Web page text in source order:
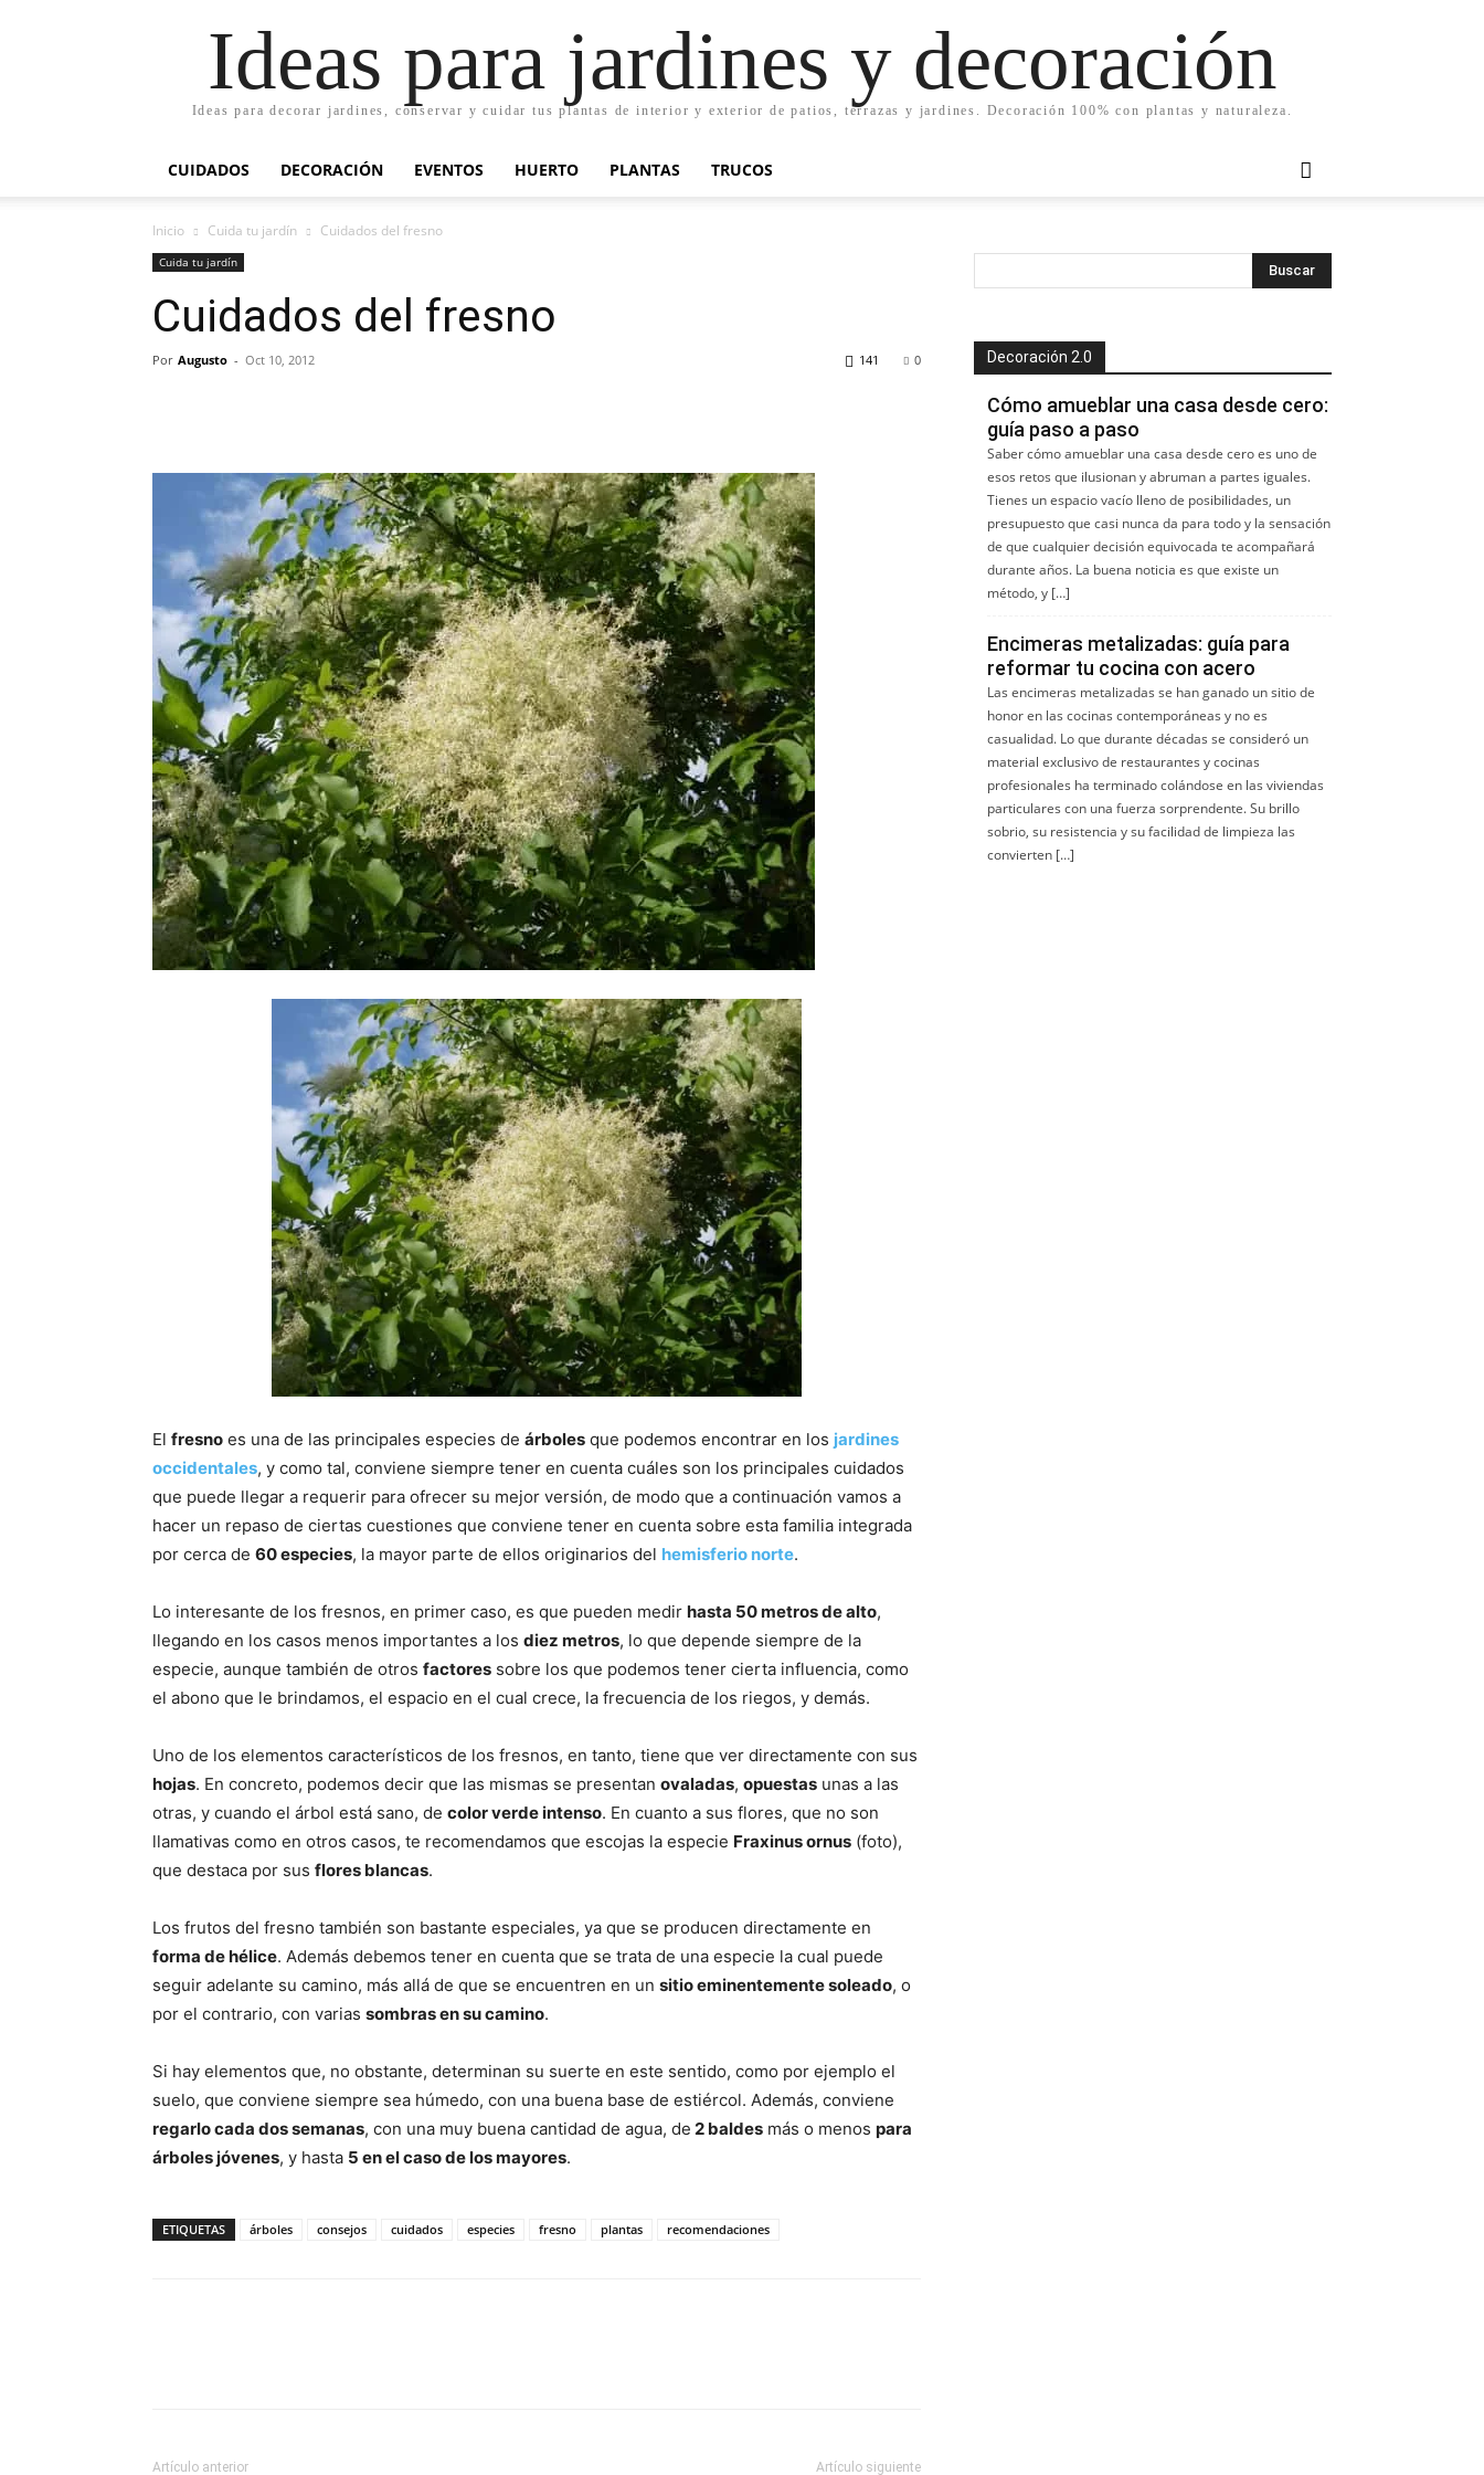
Ideas para jardines y decoración
Ideas para decorar jardines, conservar y cuidar tus plantas de interior y exterior de patios, terrazas y jardines. Decoración 100% con plantas y naturaleza.
CUIDADOS DECORACIÓN EVENTOS HUERTO PLANTAS TRUCOS
Inicio Cuida tu jardín Cuidados del fresno
Cuida tu jardín
Cuidados del fresno
Por Augusto - Oct 10, 2012 0
141
El fresno es una de las principales especies de árboles que podemos encontrar en los jardines
occidentales, y como tal, conviene siempre tener en cuenta cuáles son los principales cuidados
que puede llegar a requerir para ofrecer su mejor versión, de modo que a continuación vamos a
hacer un repaso de ciertas cuestiones que conviene tener en cuenta sobre esta familia integrada
por cerca de 60 especies, la mayor parte de ellos originarios del hemisferio norte.
Lo interesante de los fresnos, en primer caso, es que pueden medir hasta 50 metros de alto,
llegando en los casos menos importantes a los diez metros, lo que depende siempre de la
especie, aunque también de otros factores sobre los que podemos tener cierta influencia, como
el abono que le brindamos, el espacio en el cual crece, la frecuencia de los riegos, y demás.
Uno de los elementos característicos de los fresnos, en tanto, tiene que ver directamente con sus
hojas. En concreto, podemos decir que las mismas se presentan ovaladas, opuestas unas a las
otras, y cuando el árbol está sano, de color verde intenso. En cuanto a sus flores, que no son
llamativas como en otros casos, te recomendamos que escojas la especie Fraxinus ornus (foto),
que destaca por sus flores blancas.
Los frutos del fresno también son bastante especiales, ya que se producen directamente en
forma de hélice. Además debemos tener en cuenta que se trata de una especie la cual puede
seguir adelante su camino, más allá de que se encuentren en un sitio eminentemente soleado, o
por el contrario, con varias sombras en su camino.
Si hay elementos que, no obstante, determinan su suerte en este sentido, como por ejemplo el
suelo, que conviene siempre sea húmedo, con una buena base de estiércol. Además, conviene
regarlo cada dos semanas, con una muy buena cantidad de agua, de 2 baldes más o menos para
árboles jóvenes, y hasta 5 en el caso de los mayores.
ETIQUETAS árboles consejos cuidados especies fresno plantas recomendaciones
Artículo anterior Artículo siguiente
Decoración 2.0
Cómo amueblar una casa desde cero:
guía paso a paso
Saber cómo amueblar una casa desde cero es uno de
esos retos que ilusionan y abruman a partes iguales.
Tienes un espacio vacío lleno de posibilidades, un
presupuesto que casi nunca da para todo y la sensación
de que cualquier decisión equivocada te acompañará
durante años. La buena noticia es que existe un
método, y […]
Encimeras metalizadas: guía para
reformar tu cocina con acero
Las encimeras metalizadas se han ganado un sitio de
honor en las cocinas contemporáneas y no es
casualidad. Lo que durante décadas se consideró un
material exclusivo de restaurantes y cocinas
profesionales ha terminado colándose en las viviendas
particulares con una fuerza sorprendente. Su brillo
sobrio, su resistencia y su facilidad de limpieza las
convierten […]